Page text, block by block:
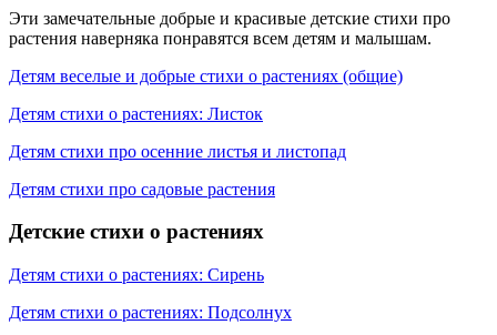
Эти замечательные добрые и красивые детские стихи про
растения наверняка понравятся всем детям и малышам.
Детям веселые и добрые стихи о растениях (общие)
Детям стихи о растениях: Листок
Детям стихи про осенние листья и листопад
Детям стихи про садовые растения
Детские стихи о растениях
Детям стихи о растениях: Сирень
Детям стихи о растениях: Подсолнух